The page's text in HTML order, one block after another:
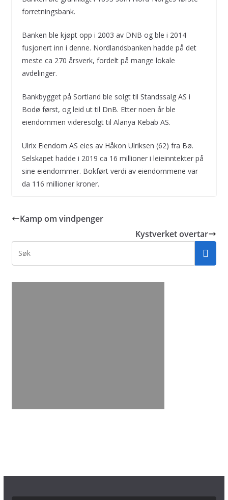
forretningsbank.
Banken ble kjøpt opp i 2003 av DNB og ble i 2014
fusjonert inn i denne. Nordlandsbanken hadde på det
meste ca 270 årsverk, fordelt på mange lokale
avdelinger.
Bankbygget på Sortland ble solgt til Standssalg AS i
Bodø først, og leid ut til DnB. Etter noen år ble
eiendommen videresolgt til Alanya Kebab AS.
Ulrix Eiendom AS eies av Håkon Ulriksen (62) fra Bø.
Selskapet hadde i 2019 ca 16 millioner i leieinntekter på
sine eiendommer. Bokført verdi av eiendommene var
da 116 millioner kroner.
Kamp om vindpenger
Kystverket overtar